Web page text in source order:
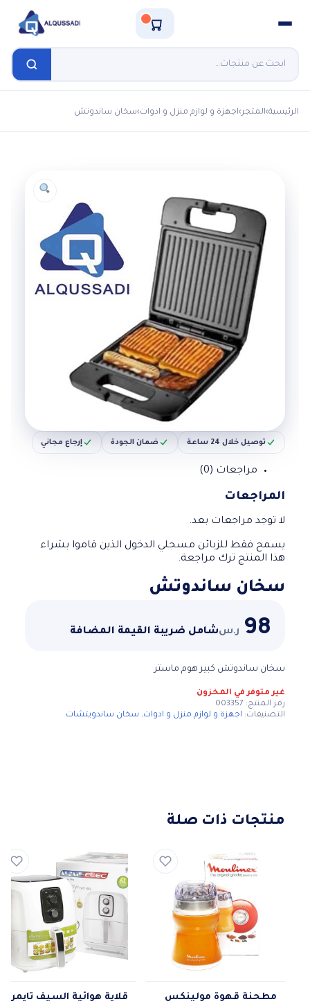
الرئيسية›المتجر›اجهزة و لوازم منزل و ادوات›سخان ساندوتش
سخان ساندوتش
98 ر.سشامل ضريبة القيمة المضافة
سخان ساندوتش كبير هوم ماستر
غير متوفر في المخزون
رمز المنتج: 003357
التصنيفات: اجهزة و لوازم منزل و ادوات, سخان ساندويتشات
توصيل خلال 24 ساعة ضمان الجودة إرجاع مجاني
مراجعات (0)
المراجعات
لا توجد مراجعات بعد.
يسمح فقط للزبائن مسجلي الدخول الذين قاموا بشراء
هذا المنتج ترك مراجعة.
منتجات ذات صلة
مطحنة قهوة مولينكس قلاية هوائية السيف تايمر